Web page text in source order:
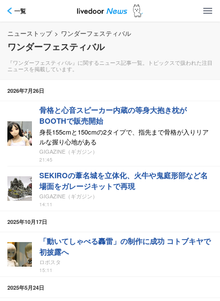
一覧
ニューストップ > ワンダーフェスティバル
ワンダーフェスティバル
『ワンダーフェスティバル』に関するニュース記事一覧。トピックスで扱われた注目
ニュースを掲載しています。
2026年7月26日
骨格と心音スピーカー内蔵の等身大抱き枕が
BOOTHで販売開始
身長155cmと150cmの2タイプで、指先まで骨格が入りリア
ルな握り心地がある
GIGAZINE（ギガジン）
21:45
SEKIROの葦名城を立体化、火牛や鬼庭形部など名
場面をガレージキットで再現
GIGAZINE（ギガジン）
14:11
2025年10月17日
「動いてしゃべる轟雷」の制作に成功 コトブキヤで
初披露へ
ロボスタ
15:11
2025年5月24日